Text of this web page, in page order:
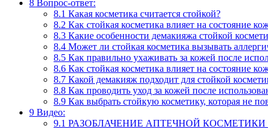
8 Вопрос-ответ:
8.1 Какая косметика считается стойкой?
8.2 Как стойкая косметика влияет на состояние
8.3 Какие особенности демакияжа стойкой
8.4 Может ли стойкая косметика вызывать
8.5 Как правильно ухаживать за кожей после
8.6 Как стойкая косметика влияет на состояние
8.7 Какой демакияж подходит для стойкой
8.8 Как проводить уход за кожей после
8.9 Как выбрать стойкую косметику, которая не
9 Видео:
9.1 РАЗОБЛАЧЕНИЕ АПТЕЧНОЙ КОСМЕТИКИ